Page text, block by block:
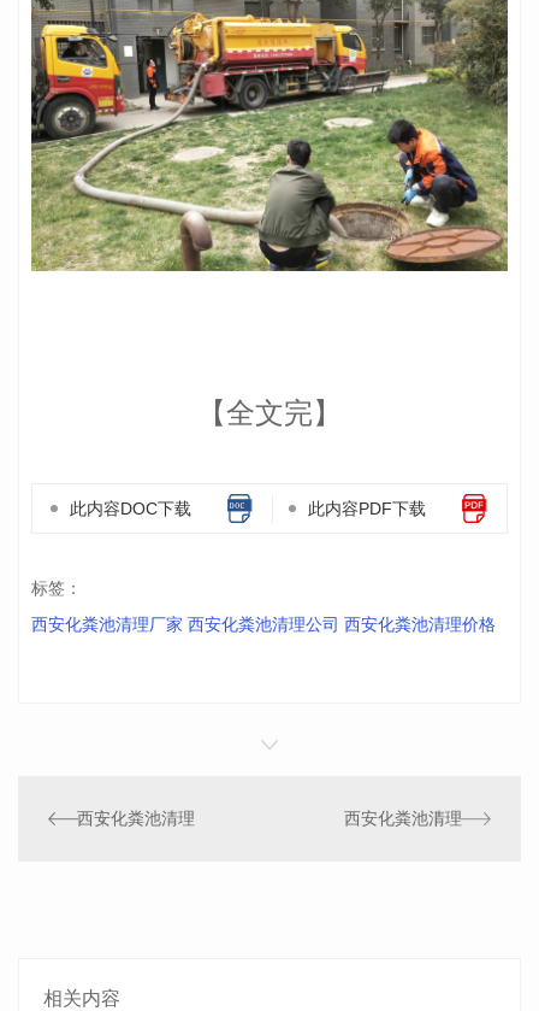
【全文完】
此内容DOC下载 此内容PDF下载
标签：
西安化粪池清理厂家 西安化粪池清理公司 西安化粪池清理价格
西安化粪池清理 西安化粪池清理
相关内容